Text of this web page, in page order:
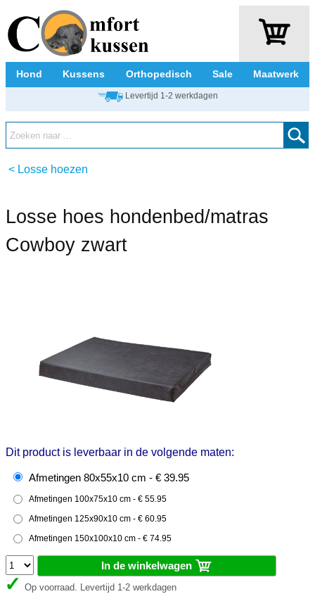
Hond Kussens Orthopedisch Sale Maatwerk
Levertijd 1-2 werkdagen
< Losse hoezen
Losse hoes hondenbed/matras
Cowboy zwart
Dit product is leverbaar in de volgende maten:
Afmetingen 80x55x10 cm - € 39.95
Afmetingen 100x75x10 cm - € 55.95
Afmetingen 125x90x10 cm - € 60.95
Afmetingen 150x100x10 cm - € 74.95
In de winkelwagen
Op voorraad. Levertijd 1-2 werkdagen